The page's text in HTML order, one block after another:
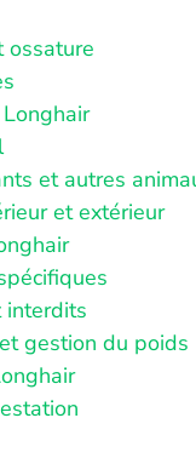
ossature
et autres
et extérieur
interdits
gestion du poids